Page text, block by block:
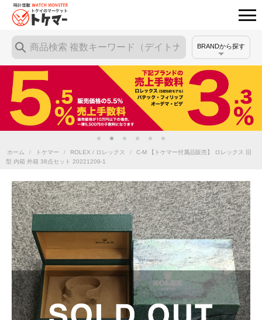
BRANDから探す
ホーム / トケマー / ROLEX / ロレックス /
C-M 【トケマー付属品販売】 ロレックス 旧
型 内箱 外箱 38点セット 20221209-1